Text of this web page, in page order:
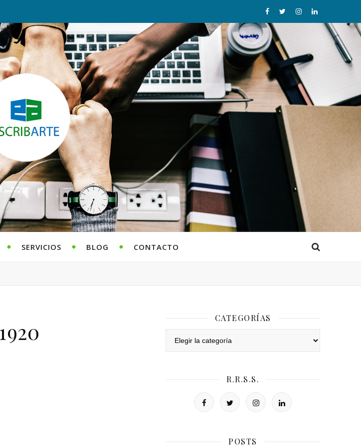
SERVICIOS BLOG CONTACTO
CATEGORÍAS
R.R.S.S.
POSTS